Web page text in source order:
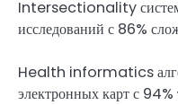
Intersectionality
исследований с 86%
Health informatics
электронных карт с 94%